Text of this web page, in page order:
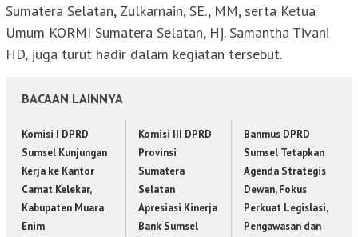
Sumatera Selatan, Zulkarnain, SE., MM, serta Ketua
Umum KORMI Sumatera Selatan, Hj. Samantha Tivani
HD, juga turut hadir dalam kegiatan tersebut.
BACAAN LAINNYA
Komisi I DPRD
Sumsel Kunjungan
Kerja ke Kantor
Camat Kelekar,
Kabupaten Muara
Enim
Komisi III DPRD
Provinsi
Sumatera
Selatan
Apresiasi Kinerja
Bank Sumsel
Banmus DPRD
Sumsel Tetapkan
Agenda Strategis
Dewan, Fokus
Perkuat Legislasi,
Pengawasan dan